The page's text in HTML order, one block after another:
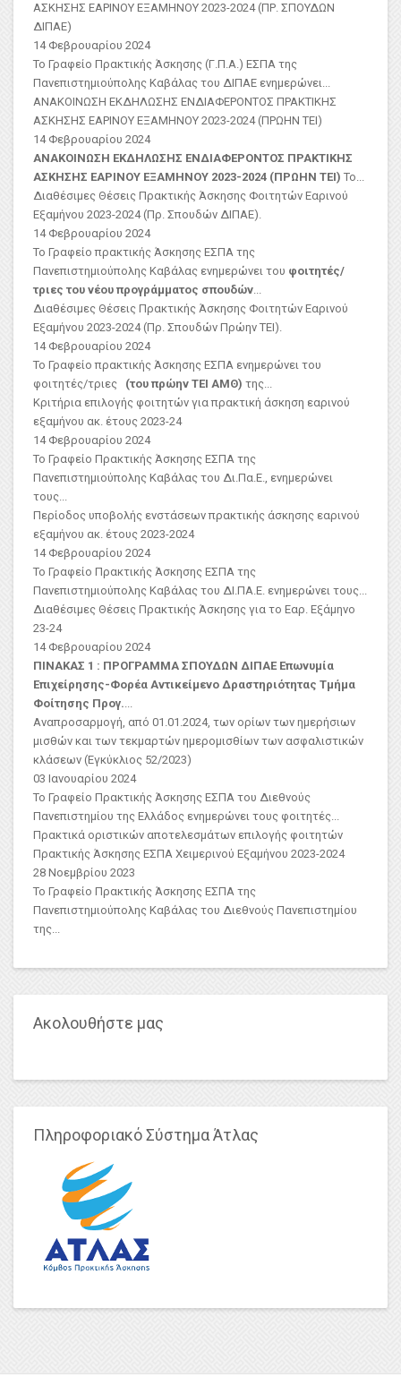
ΑΣKΗΣΗΣ ΕΑΡΙΝΟΥ ΕΞΑΜΗΝΟΥ 2023-2024 (ΠΡ. ΣΠΟΥΔΩΝ
ΔΙΠΑΕ)
14 Φεβρουαρίου 2024
Το Γραφείο Πρακτικής Άσκησης (Γ.Π.Α.) ΕΣΠΑ της
Πανεπιστημιούπολης Καβάλας του ΔΙΠΑΕ ενημερώνει...
ΑΝΑΚΟΙΝΩΣΗ ΕΚΔΗΛΩΣΗΣ ΕΝΔΙΑΦΕΡΟΝΤΟΣ ΠΡΑΚΤΙΚΗΣ
ΑΣΚΗΣΗΣ ΕΑΡΙΝΟΥ ΕΞΑΜΗΝΟΥ 2023-2024 (ΠΡΩΗΝ ΤΕΙ)
14 Φεβρουαρίου 2024
ΑΝΑΚΟΙΝΩΣΗ ΕΚΔΗΛΩΣΗΣ ΕΝΔΙΑΦΕΡΟΝΤΟΣ ΠΡΑΚΤΙΚΗΣ
ΑΣΚΗΣΗΣ ΕΑΡΙΝΟΥ ΕΞΑΜΗΝΟΥ 2023-2024 (ΠΡΩΗΝ ΤΕΙ) Το...
Διαθέσιμες Θέσεις Πρακτικής Άσκησης Φοιτητών Εαρινού
Εξαμήνου 2023-2024 (Πρ. Σπουδών ΔΙΠΑΕ).
14 Φεβρουαρίου 2024
Το Γραφείο πρακτικής Άσκησης ΕΣΠΑ της
Πανεπιστημιούπολης Καβάλας ενημερώνει του φοιτητές/
τριες του νέου προγράμματος σπουδών...
Διαθέσιμες Θέσεις Πρακτικής Άσκησης Φοιτητών Εαρινού
Εξαμήνου 2023-2024 (Πρ. Σπουδών Πρώην ΤΕΙ).
14 Φεβρουαρίου 2024
Το Γραφείο πρακτικής Άσκησης ΕΣΠΑ ενημερώνει του
φοιτητές/τριες (του πρώην ΤΕΙ ΑΜΘ) της...
Κριτήρια επιλογής φοιτητών για πρακτική άσκηση εαρινού
εξαμήνου ακ. έτους 2023-24
14 Φεβρουαρίου 2024
Το Γραφείο Πρακτικής Άσκησης ΕΣΠΑ της
Πανεπιστημιούπολης Καβάλας του Δι.Πα.Ε., ενημερώνει
τους...
Περίοδος υποβολής ενστάσεων πρακτικής άσκησης εαρινού
εξαμήνου ακ. έτους 2023-2024
14 Φεβρουαρίου 2024
Το Γραφείο Πρακτικής Άσκησης ΕΣΠΑ της
Πανεπιστημιούπολης Καβάλας του ΔΙ.ΠΑ.Ε. ενημερώνει τους...
Διαθέσιμες Θέσεις Πρακτικής Άσκησης για το Εαρ. Εξάμηνο
23-24
14 Φεβρουαρίου 2024
ΠΙΝΑΚΑΣ 1 : ΠΡΟΓΡΑΜΜΑ ΣΠΟΥΔΩΝ ΔΙΠΑΕ Επωνυμία
Επιχείρησης-Φορέα Αντικείμενο Δραστηριότητας Τμήμα
Φοίτησης Προγ....
Αναπροσαρμογή, από 01.01.2024, των ορίων των ημερήσιων
μισθών και των τεκμαρτών ημερομισθίων των ασφαλιστικών
κλάσεων (Εγκύκλιος 52/2023)
03 Ιανουαρίου 2024
Το Γραφείο Πρακτικής Άσκησης ΕΣΠΑ του Διεθνούς
Πανεπιστημίου της Ελλάδος ενημερώνει τους φοιτητές...
Πρακτικά οριστικών αποτελεσμάτων επιλογής φοιτητών
Πρακτικής Άσκησης ΕΣΠΑ Χειμερινού Εξαμήνου 2023-2024
28 Νοεμβρίου 2023
Το Γραφείο Πρακτικής Άσκησης ΕΣΠΑ της
Πανεπιστημιούπολης Καβάλας του Διεθνούς Πανεπιστημίου
της...
Ακολουθήστε μας
Πληροφοριακό Σύστημα Άτλας